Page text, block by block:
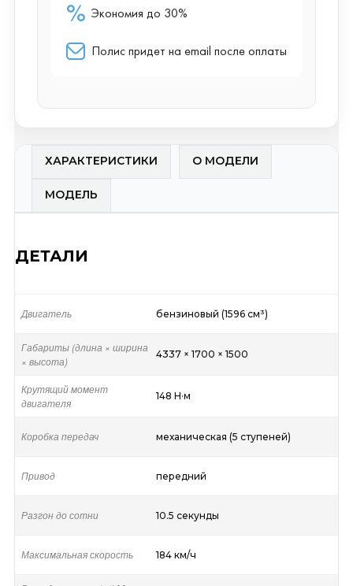
ХАРАКТЕРИСТИКИ О МОДЕЛИ
МОДЕЛЬ
ДЕТАЛИ
Двигатель бензиновый (1596 см³)
Габариты (длина × ширина
× высота)
4337 × 1700 × 1500
Крутящий момент
двигателя
148 Н·м
Коробка передач механическая (5 ступеней)
Привод передний
Разгон до сотни 10.5 секунды
Максимальная скорость 184 км/ч